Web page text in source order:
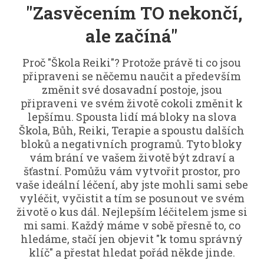
"Zasvěcením TO nekončí,
ale začíná"
Proč "Škola Reiki"? Protože právě ti co jsou
připraveni se něčemu naučit a především
změnit své dosavadní postoje, jsou
připraveni ve svém životě cokoli změnit k
lepšímu. Spousta lidí má bloky na slova
Škola, Bůh, Reiki, Terapie a spoustu dalších
bloků a negativních programů. Tyto bloky
vám brání ve vašem životě být zdraví a
šťastní. Pomůžu vám vytvořit prostor, pro
vaše ideální léčení, aby jste mohli sami sebe
vyléčit, vyčistit a tím se posunout ve svém
životě o kus dál. Nejlepším léčitelem jsme si
mi sami. Každý máme v sobě přesně to, co
hledáme, stačí jen objevit "k tomu správný
klíč" a přestat hledat pořád někde jinde.